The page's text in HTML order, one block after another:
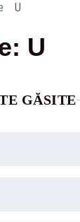
U
U
GĂSITE